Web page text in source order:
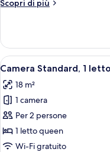
letti
Scopri di più
Altri
Standard,
letti
Apri
tutte
le
foto
per
Camera
Standard,
5
Camera Standard, 1
18 m²
1 camera
Per 2 persone
1 letto queen
Wi-Fi gratuito